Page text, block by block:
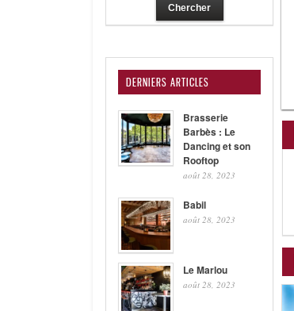
DERNIERS ARTICLES
Brasserie
Barbès : Le
Dancing et son
Rooftop
août 28, 2023
Babil
août 28, 2023
Le Marlou
août 28, 2023